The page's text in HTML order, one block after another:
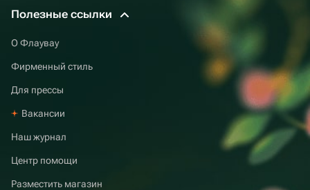
Полезные ссылки
О Флаувау
Фирменный стиль
Для прессы
Вакансии
Наш журнал
Центр помощи
Разместить магазин